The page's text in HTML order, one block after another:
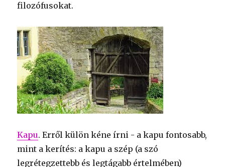
filozófusokat.
Kapu. Erről külön kéne írni - a kapu fontosabb,
mint a kerítés: a kapu a szép (a szó
legrétegzettebb és legtágabb értelmében)